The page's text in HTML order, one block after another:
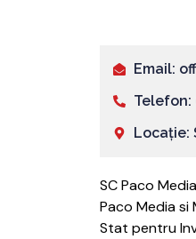
Email:
Telefon:
Locație:
SC Paco
Paco Media
Stat pentru